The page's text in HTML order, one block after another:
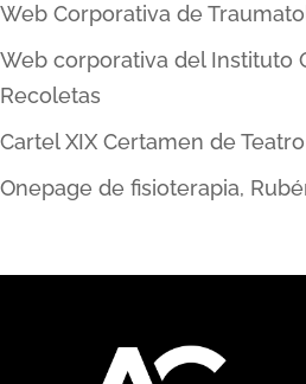
Web Corporativa de
Web corporativa del Instituto
Recoletas
Cartel XIX Certamen de
Onepage de fisioterapia,